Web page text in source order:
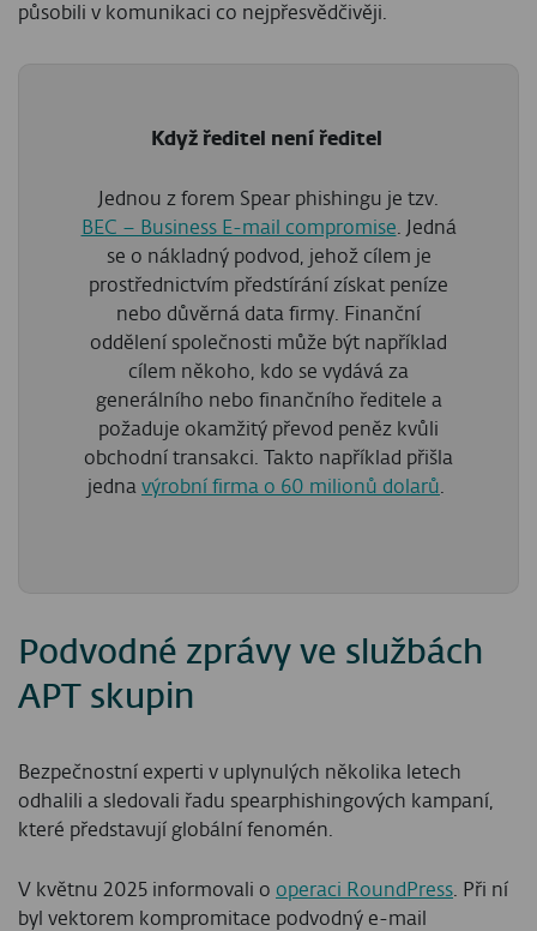
působili v komunikaci co nejpřesvědčivěji.
Když ředitel není ředitel
Jednou z forem Spear phishingu je tzv.
BEC – Business E-mail compromise. Jedná
se o nákladný podvod, jehož cílem je
prostřednictvím předstírání získat peníze
nebo důvěrná data firmy. Finanční
oddělení společnosti může být například
cílem někoho, kdo se vydává za
generálního nebo finančního ředitele a
požaduje okamžitý převod peněz kvůli
obchodní transakci. Takto například přišla
jedna výrobní firma o 60 milionů dolarů.
Podvodné zprávy ve službách
APT skupin
Bezpečnostní experti v uplynulých několika letech
odhalili a sledovali řadu spearphishingových kampaní,
které představují globální fenomén.
V květnu 2025 informovali o operaci RoundPress . Při ní
byl vektorem kompromitace podvodný e-mail